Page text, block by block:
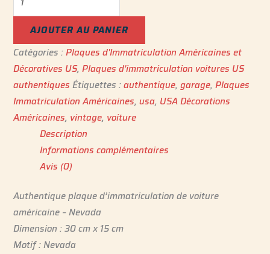
AJOUTER AU PANIER
Catégories :Plaques d'Immatriculation Américaines et
Décoratives US,Plaques d'immatriculation voitures US
authentiques Étiquettes :authentique,garage,Plaques
Immatriculation Américaine‎s,usa, USA Décorations
Américaines, vintage, voiture
Description
Informations complémentaires
Avis (0)
Authentique plaque d’immatriculation de voiture
américaine – Nevada
Dimension : 30 cm x 15 cm
Motif : Nevada